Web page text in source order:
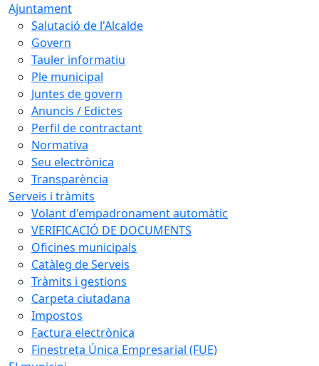
Ajuntament
Salutació de l'Alcalde
Govern
Tauler informatiu
Ple municipal
Juntes de govern
Anuncis / Edictes
Perfil de contractant
Normativa
Seu electrònica
Transparència
Serveis i tràmits
Volant d'empadronament automàtic
VERIFICACIÓ DE DOCUMENTS
Oficines municipals
Catàleg de Serveis
Tràmits i gestions
Carpeta ciutadana
Impostos
Factura electrònica
Finestreta Única Empresarial (FUE)